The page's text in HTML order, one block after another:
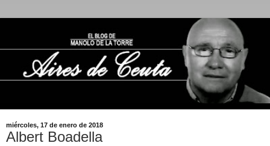
miércoles, 17 de enero de 2018
Albert Boadella